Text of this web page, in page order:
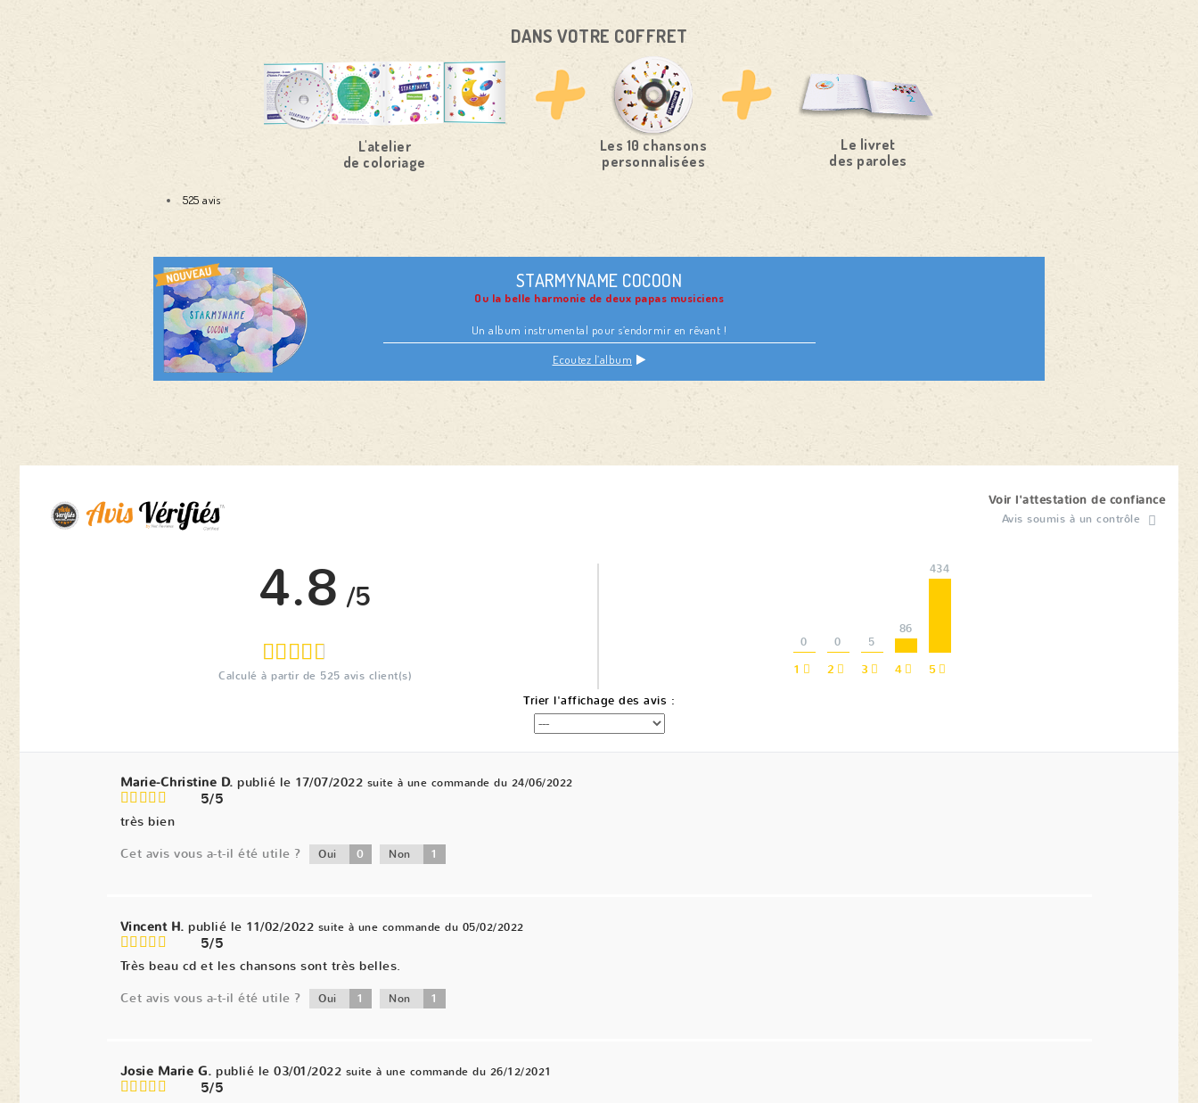
DANS VOTRE COFFRET
L'atelier
de coloriage
Les 10 chansons
personnalisées
Le livret
des paroles
525 avis
STARMYNAME COCOON
Ou la belle harmonie de deux papas musiciens
Un album instrumental pour s’endormir en rêvant !
Ecoutez l’album
Voir l'attestation de confiance
Avis soumis à un contrôle
4.8 /5
Calculé à partir de 525 avis client(s) 1
0
2
0
3
5
4
86
5
434
Trier l'affichage des avis :
Marie-Christine D. publié le 17/07/2022 suite à une commande du 24/06/2022
5/5
très bien
Cet avis vous a-t-il été utile ?
Oui 0 Non 1
Vincent H. publié le 11/02/2022 suite à une commande du 05/02/2022
5/5
Très beau cd et les chansons sont très belles.
Cet avis vous a-t-il été utile ?
Oui 1 Non 1
Josie Marie G. publié le 03/01/2022 suite à une commande du 26/12/2021
5/5